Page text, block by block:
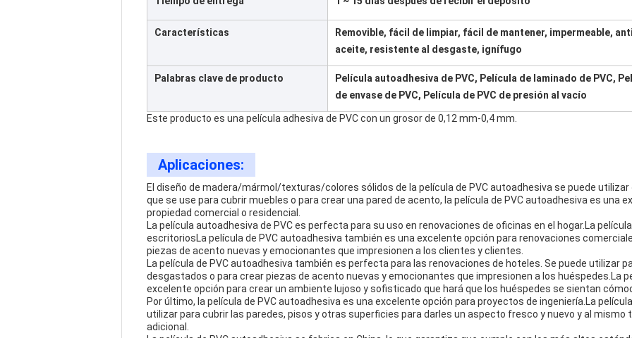
Características
Removible, fácil de limpiar, fácil de mantener, impermeable,
aceite, resistente al desgaste, ignífugo
Palabras clave de producto
Película autoadhesiva de PVC, Película de laminado de PVC,
de envase de PVC, Película de PVC de presión al vacío
Este producto es una película adhesiva de PVC con un grosor de 0,12 mm-0,4 mm.
Aplicaciones:
El diseño de madera/mármol/texturas/colores sólidos de la película de PVC autoadhesiva se puede utilizar
que se use para cubrir muebles o para crear una pared de acento, la película de PVC autoadhesiva es una
propiedad comercial o residencial.
La película autoadhesiva de PVC es perfecta para su uso en renovaciones de oficinas en el hogar.La
escritoriosLa película de PVC autoadhesiva también es una excelente opción para renovaciones
piezas de acento nuevas y emocionantes que impresionen a los clientes y clientes.
La película de PVC autoadhesiva también es perfecta para las renovaciones de hoteles. Se puede utilizar
desgastados o para crear piezas de acento nuevas y emocionantes que impresionen a los huéspedes.La
excelente opción para crear un ambiente lujoso y sofisticado que hará que los huéspedes se sientan
Por último, la película de PVC autoadhesiva es una excelente opción para proyectos de ingeniería.La
utilizar para cubrir las paredes, pisos y otras superficies para darles un aspecto fresco y nuevo y al mismo
adicional.